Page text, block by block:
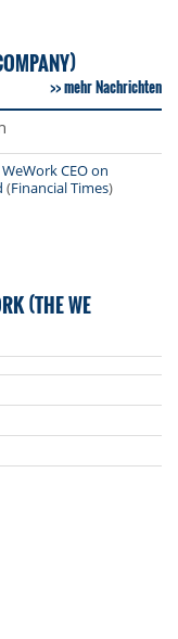
mehr Nachrichten
CEO on
(Financial Times)
(THE WE